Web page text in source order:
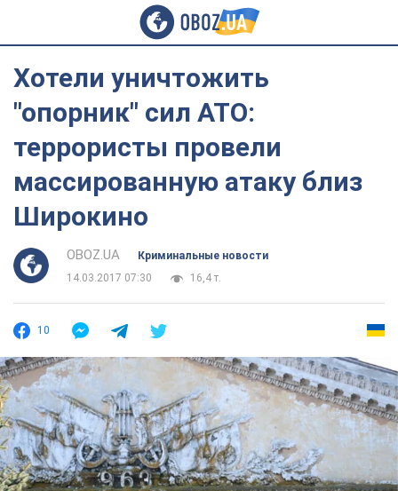
Хотели уничтожить
"опорник" сил АТО:
террористы провели
массированную атаку близ
Широкино
OBOZ.UA
Криминальные новости
14.03.2017 07:30
16,4 т.
10